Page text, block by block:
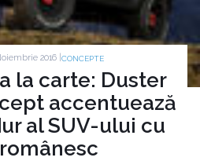
2016 | CONCEPTE
la carte: Duster
accentuează
al SUV-ului cu